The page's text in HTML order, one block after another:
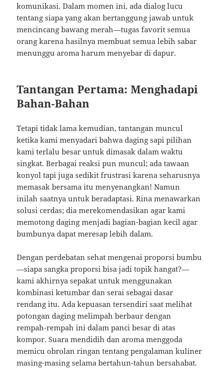
komunikasi. Dalam momen ini, ada dialog lucu
tentang siapa yang akan bertanggung jawab untuk
mencincang bawang merah—tugas favorit semua
orang karena hasilnya membuat semua lebih sabar
menunggu aroma harum menyebar di dapur.
Tantangan Pertama: Menghadapi
Bahan-Bahan
Tetapi tidak lama kemudian, tantangan muncul
ketika kami menyadari bahwa daging sapi pilihan
kami terlalu besar untuk dimasak dalam waktu
singkat. Berbagai reaksi pun muncul; ada tawaan
konyol tapi juga sedikit frustrasi karena seharusnya
memasak bersama itu menyenangkan! Namun
inilah saatnya untuk beradaptasi. Rina menawarkan
solusi cerdas; dia merekomendasikan agar kami
memotong daging menjadi bagian-bagian kecil agar
bumbunya dapat meresap lebih dalam.
Dengan perdebatan sehat mengenai proporsi bumbu
—siapa sangka proporsi bisa jadi topik hangat?—
kami akhirnya sepakat untuk menggunakan
kombinasi ketumbar dan serai sebagai dasar
rendang itu. Ada kepuasan tersendiri saat melihat
potongan daging melimpah berbaur dengan
rempah-rempah ini dalam panci besar di atas
kompor. Suara mendidih dan aroma menggoda
memicu obrolan ringan tentang pengalaman kuliner
masing-masing selama bertahun-tahun bersahabat.